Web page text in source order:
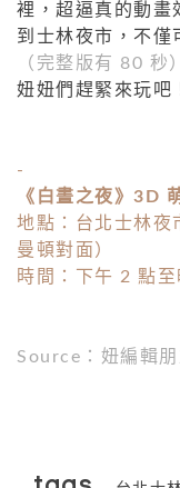
裡，超逼真的動畫
到士林夜市，不僅
（完整版有 80 秒）
妞妞們趕緊來玩吧
-
《白晝之夜》3D
地點：台北士林夜
曼頓對面）
時間：下午 2 點
Source：妞編輯